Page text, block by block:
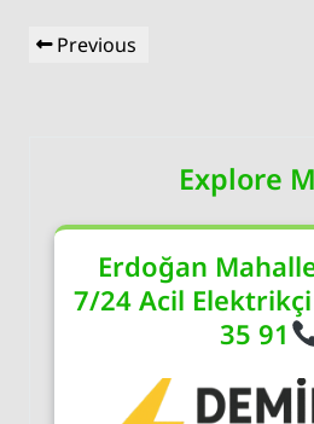
Yazı
gezinmesi
Previous
Previous
Explore
Erdoğan
7/24 Acil Elektrikçi
35 91